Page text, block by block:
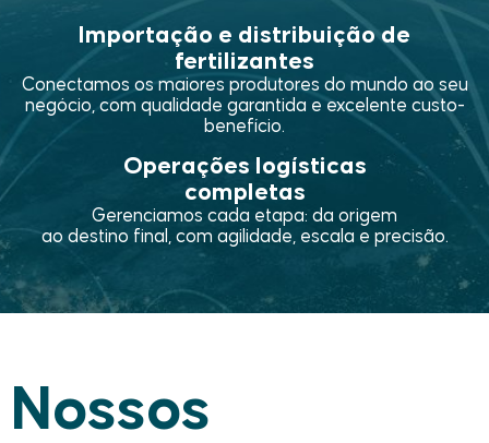
Importação e distribuição de
fertilizantes
Conectamos os maiores produtores do mundo ao seu
negócio, com qualidade garantida e excelente custo-
benefício.
Operações logísticas
completas
Gerenciamos cada etapa: da origem
ao destino final, com agilidade, escala e precisão.
Nossos